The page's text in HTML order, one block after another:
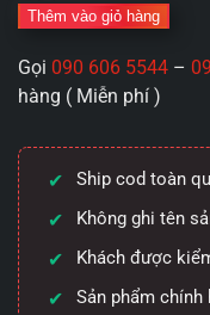
cao
Cô
dâu
đỏ
ướt
át
vòng
thắt
chặt
Thêm vào giỏ hàng
Gọi 090 606 5544 –
hàng ( Miễn phí )
Ship cod toàn
Không ghi tên
Khách được
Sản phẩm chính